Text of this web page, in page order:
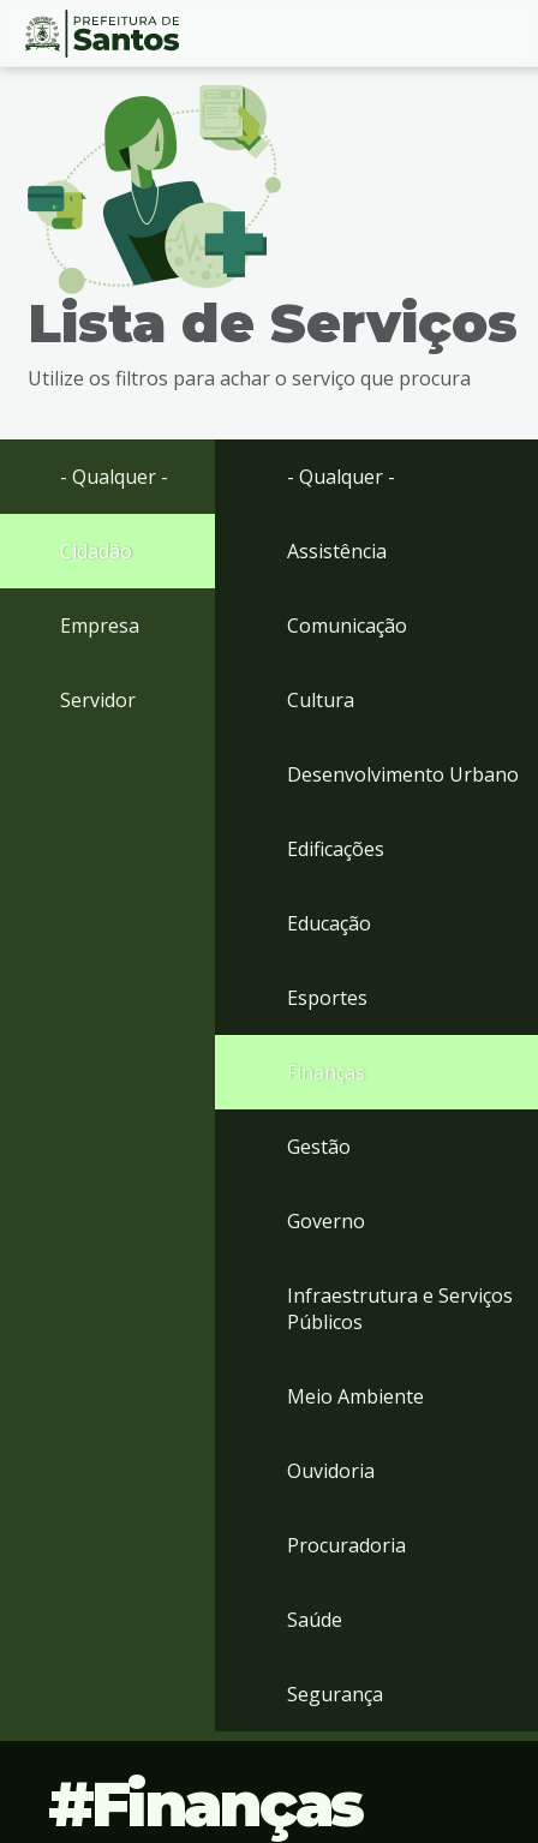
Ir
busca
Ir
rodapé
Conteúdo
Lista de Serviços
Utilize os filtros para achar o serviço que procura
- Qualquer -
Cidadão
Empresa
Servidor
- Qualquer -
Assistência
Comunicação
Cultura
Desenvolvimento Urbano
Edificações
Educação
Esportes
Finanças
Gestão
Governo
Infraestrutura e Serviços
Públicos
Meio Ambiente
Ouvidoria
Procuradoria
Saúde
Segurança
Finanças